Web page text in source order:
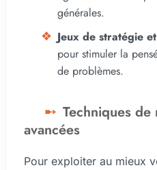
générales.
Jeux de stratégie
pour stimuler la
de problèmes.
Techniques
avancées
Pour exploiter au mieux